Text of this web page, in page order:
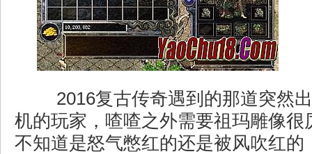
2016复古传奇遇到的那道突然
机的玩家，喳喳之外需要祖玛雕像很
不知道是怒气憋红的还是被风吹红的